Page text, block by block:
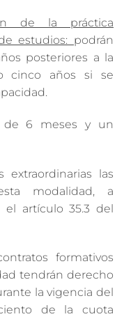
de la práctica
estudios: podrán
posteriores a la
cinco años si se
de 6 meses y un
extraordinarias las
modalidad, a
artículo 35.3 del
formativos
tendrán derecho
la vigencia del
de la cuota